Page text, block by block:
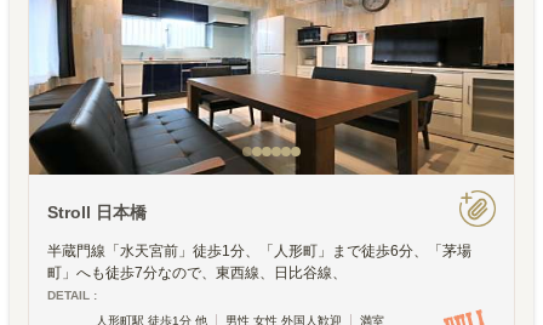
Stroll 日本橋
半蔵門線「水天宮前」徒歩1分、「人形町」まで徒歩6分、「茅場
町」へも徒歩7分なので、東西線、日比谷線、
DETAIL :
人形町駅 徒歩1分 他
男性 女性 外国人歓迎 満室